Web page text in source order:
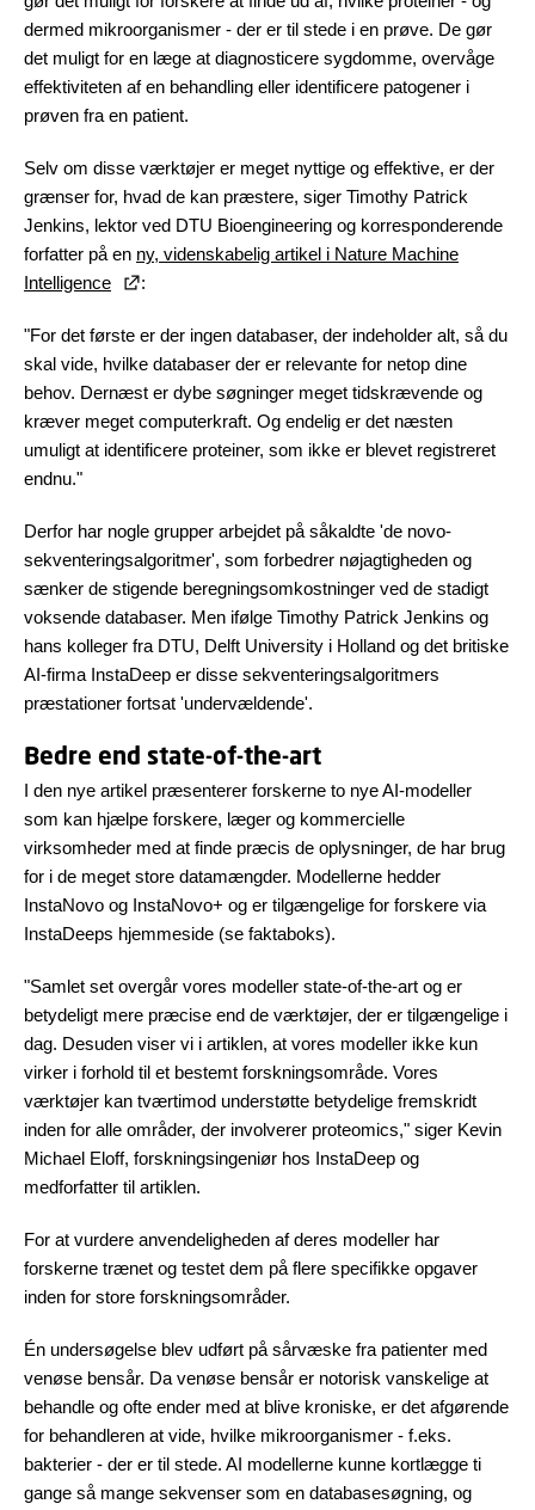
dermed mikroorganismer - der er til stede i en prøve. De gør
det muligt for en læge at diagnosticere sygdomme, overvåge
effektiviteten af en behandling eller identificere patogener i
prøven fra en patient.
Selv om disse værktøjer er meget nyttige og effektive, er der
grænser for, hvad de kan præstere, siger Timothy Patrick
Jenkins, lektor ved DTU Bioengineering og korresponderende
forfatter på en ny, videnskabelig artikel i Nature Machine
Intelligence
:
"For det første er der ingen databaser, der indeholder alt, så du
skal vide, hvilke databaser der er relevante for netop dine
behov. Dernæst er dybe søgninger meget tidskrævende og
kræver meget computerkraft. Og endelig er det næsten
umuligt at identificere proteiner, som ikke er blevet registreret
endnu."
Derfor har nogle grupper arbejdet på såkaldte 'de novo-
sekventeringsalgoritmer', som forbedrer nøjagtigheden og
sænker de stigende beregningsomkostninger ved de stadigt
voksende databaser. Men ifølge Timothy Patrick Jenkins og
hans kolleger fra DTU, Delft University i Holland og det britiske
AI-firma InstaDeep er disse sekventeringsalgoritmers
præstationer fortsat 'undervældende'.
Bedre end state-of-the-art
I den nye artikel præsenterer forskerne to nye AI-modeller
som kan hjælpe forskere, læger og kommercielle
virksomheder med at finde præcis de oplysninger, de har brug
for i de meget store datamængder. Modellerne hedder
InstaNovo og InstaNovo+ og er tilgængelige for forskere via
InstaDeeps hjemmeside (se faktaboks).
"Samlet set overgår vores modeller state-of-the-art og er
betydeligt mere præcise end de værktøjer, der er tilgængelige i
dag. Desuden viser vi i artiklen, at vores modeller ikke kun
virker i forhold til et bestemt forskningsområde. Vores
værktøjer kan tværtimod understøtte betydelige fremskridt
inden for alle områder, der involverer proteomics," siger Kevin
Michael Eloff, forskningsingeniør hos InstaDeep og
medforfatter til artiklen.
For at vurdere anvendeligheden af deres modeller har
forskerne trænet og testet dem på flere specifikke opgaver
inden for store forskningsområder.
Én undersøgelse blev udført på sårvæske fra patienter med
venøse bensår. Da venøse bensår er notorisk vanskelige at
behandle og ofte ender med at blive kroniske, er det afgørende
for behandleren at vide, hvilke mikroorganismer - f.eks.
bakterier - der er til stede. AI modellerne kunne kortlægge ti
gange så mange sekvenser som en databasesøgning, og